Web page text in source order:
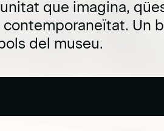
que imagina,
contemporaneïtat. Un
del museu.